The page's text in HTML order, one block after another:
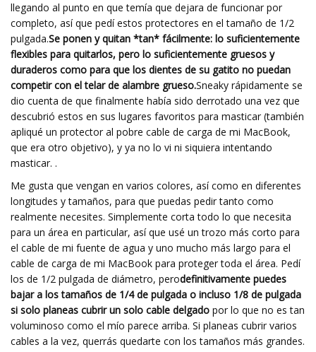
llegando al punto en que temía que dejara de funcionar por
completo, así que pedí estos protectores en el tamaño de 1/2
pulgada.Se ponen y quitan *tan* fácilmente: lo suficientemente
flexibles para quitarlos, pero lo suficientemente gruesos y
duraderos como para que los dientes de su gatito no puedan
competir con el telar de alambre grueso.Sneaky rápidamente se
dio cuenta de que finalmente había sido derrotado una vez que
descubrió estos en sus lugares favoritos para masticar (también
apliqué un protector al pobre cable de carga de mi MacBook,
que era otro objetivo), y ya no lo vi ni siquiera intentando
masticar. .
Me gusta que vengan en varios colores, así como en diferentes
longitudes y tamaños, para que puedas pedir tanto como
realmente necesites. Simplemente corta todo lo que necesita
para un área en particular, así que usé un trozo más corto para
el cable de mi fuente de agua y uno mucho más largo para el
cable de carga de mi MacBook para proteger toda el área. Pedí
los de 1/2 pulgada de diámetro, perodefinitivamente puedes
bajar a los tamaños de 1/4 de pulgada o incluso 1/8 de pulgada
si solo planeas cubrir un solo cable delgado por lo que no es tan
voluminoso como el mío parece arriba. Si planeas cubrir varios
cables a la vez, querrás quedarte con los tamaños más grandes.